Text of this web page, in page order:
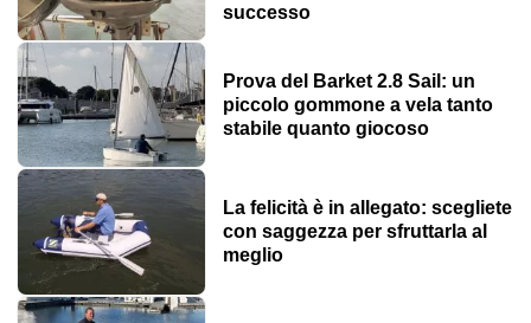
successo
Prova del Barket 2.8 Sail: un
piccolo gommone a vela tanto
stabile quanto giocoso
La felicità è in allegato: scegliete
con saggezza per sfruttarla al
meglio